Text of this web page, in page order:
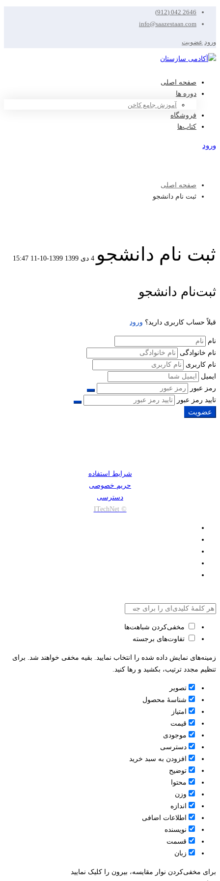
2646 042 (912)
info@saazestaan.com
ورود عضویت
صفحه اصلی
دوره ها
آموزش جامع کاخن
فروشگاه
کتاب‌ها
ورود
صفحه اصلی
ثبت نام دانشجو
ثبت نام دانشجو 4 دی 1399 1399-10-11 15:47
ثبت
نام
دانشجو
ثبت‌نام دانشجو
قبلاً حساب کاربری دارید؟ ورود
نام
نام خانوادگی
نام کاربری
ایمیل
رمز عبور
تایید رمز عبور
عضویت
شرایط استفاده
حریم خصوصی
دسترسی
© ITechNet
مخفی‌کردن شباهت‌ها
تفاوت‌های برجسته
زمینه‌های نمایش داده شده را انتخاب نمایید. بقیه مخفی خواهند شد. برای
تنظیم مجدد ترتیب، بکشید و رها کنید.
تصویر
شناسۀ محصول
امتیاز
قيمت
موجودی
دسترسی
افزودن به سبد خرید
توضیح
محتوا
وزن
اندازه
اطلاعات اضافی
نویسنده
قسمت
زبان
برای مخفی‌کردن نوار مقایسه، بیرون را کلیک نمایید